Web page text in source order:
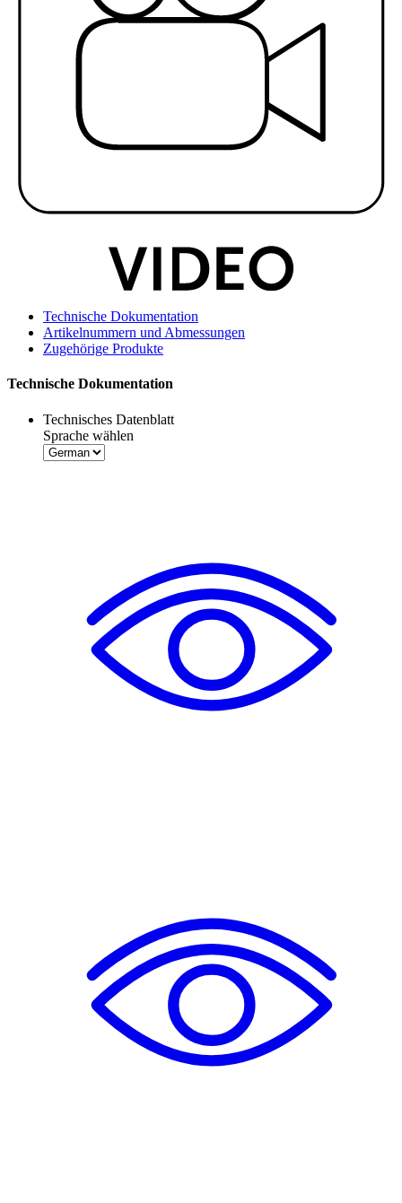
Technische Dokumentation
Artikelnummern und Abmessungen
Zugehörige Produkte
Technische Dokumentation
Technisches Datenblatt
Sprache wählen